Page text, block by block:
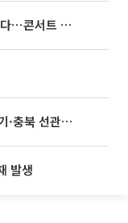
빅뱅, 20주년 기념 '새 뱅봉' 선보인다⋯콘서트 앞두고 팝업 개최
추가 압수수색
발생